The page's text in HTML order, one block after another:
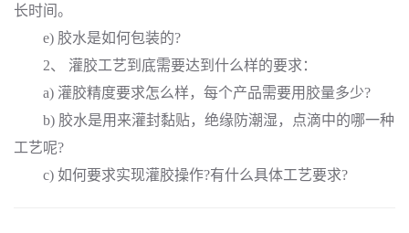
长时间。
e) 胶水是如何包装的?
2、 灌胶工艺到底需要达到什么样的要求：
a) 灌胶精度要求怎么样，每个产品需要用胶量多少?
b) 胶水是用来灌封黏贴，绝缘防潮湿，点滴中的哪一种
工艺呢?
c) 如何要求实现灌胶操作?有什么具体工艺要求?